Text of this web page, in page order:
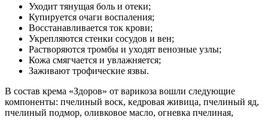
Уходит тянущая боль и отеки;
Купируется очаги воспаления;
Восстанавливается ток крови;
Укрепляются стенки сосудов и вен;
Растворяются тромбы и уходят венозные узлы;
Кожа смягчается и увлажняется;
Заживают трофические язвы.
В состав крема «Здоров» от варикоза вошли следующие
компоненты: пчелиный воск, кедровая живица, пчелиный яд,
пчелиный подмор, оливковое масло, огневка пчелиная,